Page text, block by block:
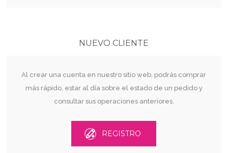
NUEVO CLIENTE
Al crear una cuenta en nuestro sitio web, podrás comprar
más rápido, estar al día sobre el estado de un pedido y
consultar sus operaciones anteriores.
REGISTRO